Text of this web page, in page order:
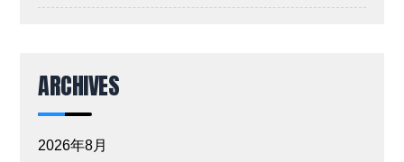
ARCHIVES
2026年8月